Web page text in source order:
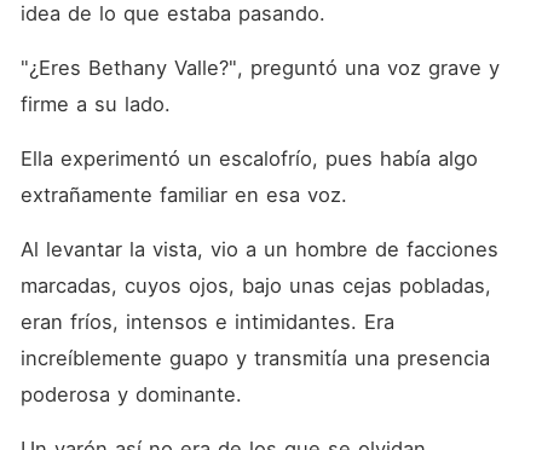
idea de lo que estaba pasando.
"¿Eres Bethany Valle?", preguntó una voz grave y
firme a su lado.
Ella experimentó un escalofrío, pues había algo
extrañamente familiar en esa voz.
Al levantar la vista, vio a un hombre de facciones
marcadas, cuyos ojos, bajo unas cejas pobladas,
eran fríos, intensos e intimidantes. Era
increíblemente guapo y transmitía una presencia
poderosa y dominante.